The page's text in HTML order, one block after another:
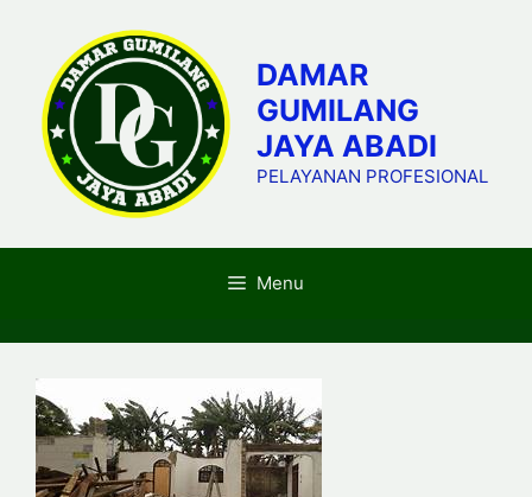
content
DAMAR
GUMILANG
JAYA ABADI
PELAYANAN PROFESIONAL
Menu